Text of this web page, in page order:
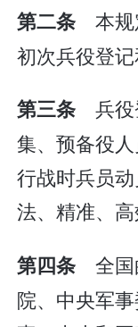
第二条本
初次兵役登记
第三条兵
集、预备役
行战时兵员
法、精准、高
第四条全
院、中央军